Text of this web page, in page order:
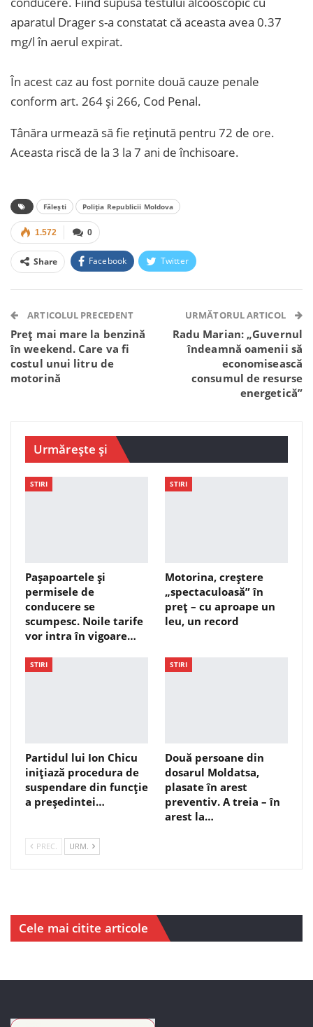
aparatul Drager s-a constatat că aceasta avea 0.37
mg/l în aerul expirat.
În acest caz au fost pornite două cauze penale
conform art. 264 şi 266, Cod Penal.
Tânăra urmează să fie reținută pentru 72 de ore.
Aceasta riscă de la 3 la 7 ani de închisoare.
Fălești Poliția Republicii Moldova
0
1.572
Share Facebook Twitter
Telegram WhatsApp Viber
ARTICOLUL PRECEDENT
Preț mai mare la benzină
în weekend. Care va fi
costul unui litru de
motorină
URMĂTORUL ARTICOL
Radu Marian: „Guvernul
îndeamnă oamenii să
economisească
consumul de resurse
energetică”
Urmărește și
STIRI
Pașapoartele și
permisele de
conducere se
scumpesc. Noile tarife
vor intra în vigoare…
STIRI
Motorina, creștere
„spectaculoasă” în
preț – cu aproape un
leu, un record
STIRI
Partidul lui Ion Chicu
inițiază procedura de
suspendare din funcție
a președintei…
STIRI
Două persoane din
dosarul Moldatsa,
plasate în arest
preventiv. A treia – în
arest la…
PREC. URM.
Cele mai citite articole